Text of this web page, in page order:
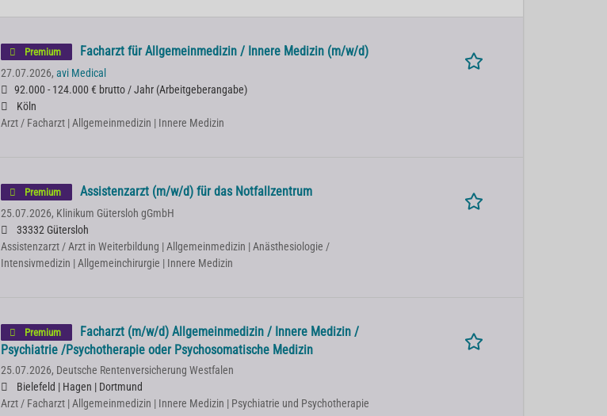
Premium Facharzt für Allgemeinmedizin / Innere Medizin (m/w/d)
27.07.2026, avi Medical
92.000 - 124.000 € brutto / Jahr (Arbeitgeberangabe)
Köln
Arzt / Facharzt | Allgemeinmedizin | Innere Medizin
Premium Assistenzarzt (m/w/d) für das Notfallzentrum
25.07.2026, Klinikum Gütersloh gGmbH
33332 Gütersloh
Assistenzarzt / Arzt in Weiterbildung | Allgemeinmedizin | Anästhesiologie /
Intensivmedizin | Allgemeinchirurgie | Innere Medizin
Premium
Facharzt (m/w/d) Allgemeinmedizin / Innere Medizin /
Psychiatrie /Psychotherapie oder Psychosomatische Medizin
25.07.2026, Deutsche Rentenversicherung Westfalen
Bielefeld | Hagen | Dortmund
Arzt / Facharzt | Allgemeinmedizin | Innere Medizin | Psychiatrie und Psychotherapie